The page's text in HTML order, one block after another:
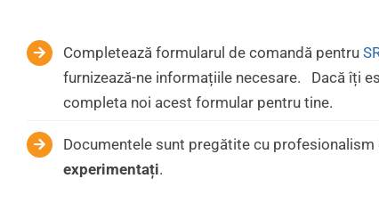
Completează formularul de comandă pentru
furnizează-ne informațiile necesare. Dacă îți
completa noi acest formular pentru tine.
Documentele sunt pregătite cu profesionalism
experimentați.